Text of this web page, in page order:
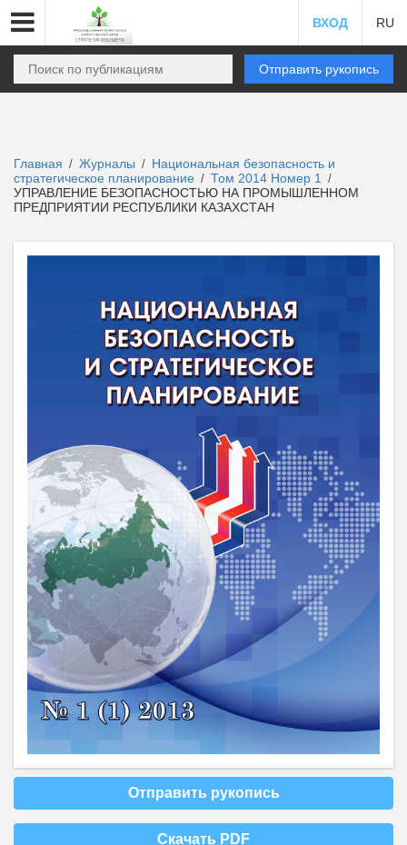
ВХОД RU
Отправить рукопись
Главная / Журналы / Национальная безопасность и
стратегическое планирование / Том 2014 Номер 1 /
УПРАВЛЕНИЕ БЕЗОПАСНОСТЬЮ НА ПРОМЫШЛЕННОМ
ПРЕДПРИЯТИИ РЕСПУБЛИКИ КАЗАХСТАН
Отправить рукопись
Скачать PDF